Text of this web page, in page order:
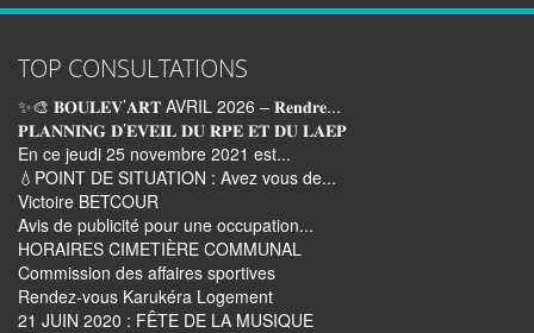
TOP CONSULTATIONS
✨🎨 𝐁𝐎𝐔𝐋𝐄𝐕’𝐀𝐑𝐓 AVRIL 2026 – 𝐑𝐞𝐧𝐝𝐫𝐞...
𝐏𝐋𝐀𝐍𝐍𝐈𝐍𝐆 𝐃’𝐄𝐕𝐄𝐈𝐋 𝐃𝐔 𝐑𝐏𝐄 𝐄𝐓 𝐃𝐔 𝐋𝐀𝐄𝐏
En ce jeudi 25 novembre 2021 est...
💧POINT DE SITUATION : Avez vous de...
Victoire BETCOUR
Avis de publicité pour une occupation...
HORAIRES CIMETIÈRE COMMUNAL
Commission des affaires sportives
Rendez-vous Karukéra Logement
21 JUIN 2020 : FÊTE DE LA MUSIQUE